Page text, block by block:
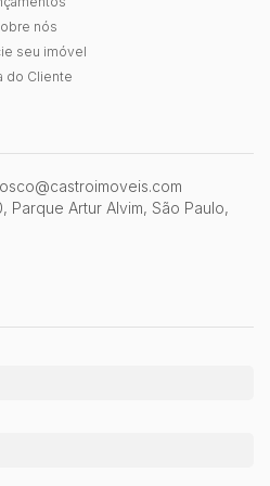
1Sala(s)
nós
seu imóvel
do Cliente
, Parque Artur Alvim, São Paulo,